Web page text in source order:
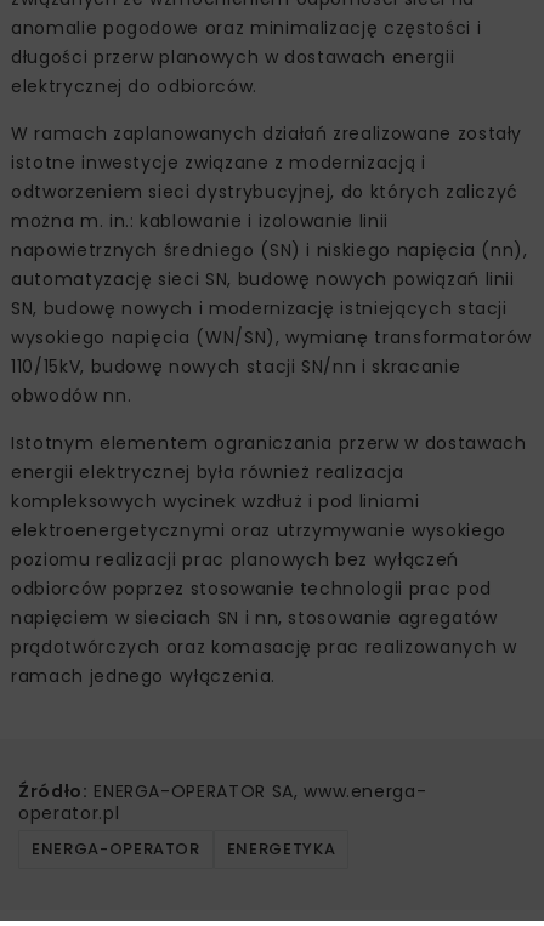
anomalie pogodowe oraz minimalizację częstości i
długości przerw planowych w dostawach energii
elektrycznej do odbiorców.
W ramach zaplanowanych działań zrealizowane zostały
istotne inwestycje związane z modernizacją i
odtworzeniem sieci dystrybucyjnej, do których zaliczyć
można m. in.: kablowanie i izolowanie linii
napowietrznych średniego (SN) i niskiego napięcia (nn),
automatyzację sieci SN, budowę nowych powiązań linii
SN, budowę nowych i modernizację istniejących stacji
wysokiego napięcia (WN/SN), wymianę transformatorów
110/15kV, budowę nowych stacji SN/nn i skracanie
obwodów nn.
Istotnym elementem ograniczania przerw w dostawach
energii elektrycznej była również realizacja
kompleksowych wycinek wzdłuż i pod liniami
elektroenergetycznymi oraz utrzymywanie wysokiego
poziomu realizacji prac planowych bez wyłączeń
odbiorców poprzez stosowanie technologii prac pod
napięciem w sieciach SN i nn, stosowanie agregatów
prądotwórczych oraz komasację prac realizowanych w
ramach jednego wyłączenia.
Źródło: ENERGA-OPERATOR SA, www.energa-
operator.pl
ENERGA-OPERATOR ENERGETYKA